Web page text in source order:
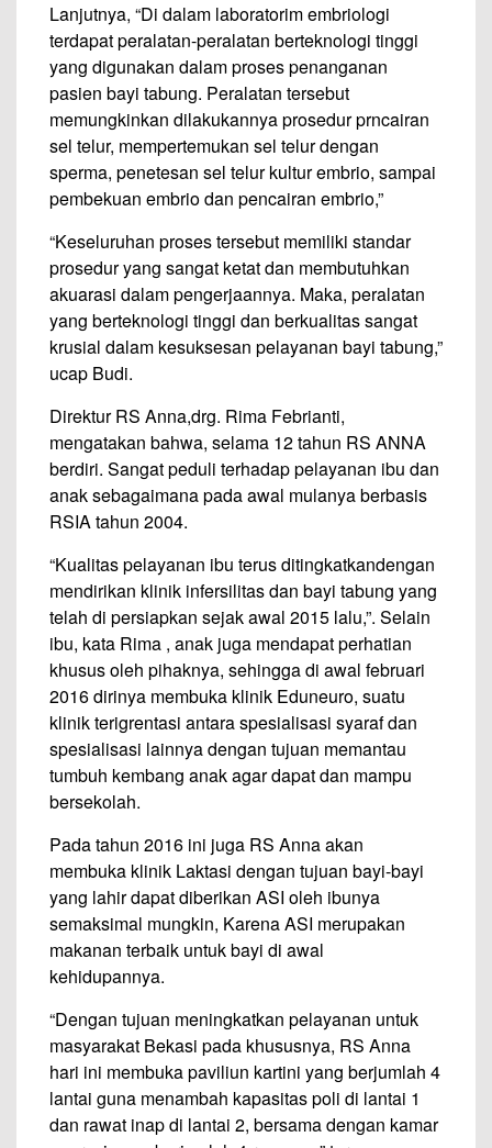
Lanjutnya, “Di dalam laboratorim embriologi
terdapat peralatan-peralatan berteknologi tinggi
yang digunakan dalam proses penanganan
pasien bayi tabung. Peralatan tersebut
memungkinkan dilakukannya prosedur prncairan
sel telur, mempertemukan sel telur dengan
sperma, penetesan sel telur kultur embrio, sampai
pembekuan embrio dan pencairan embrio,”
“Keseluruhan proses tersebut memiliki standar
prosedur yang sangat ketat dan membutuhkan
akuarasi dalam pengerjaannya. Maka, peralatan
yang berteknologi tinggi dan berkualitas sangat
krusial dalam kesuksesan pelayanan bayi tabung,”
ucap Budi.
Direktur RS Anna,drg. Rima Febrianti,
mengatakan bahwa, selama 12 tahun RS ANNA
berdiri. Sangat peduli terhadap pelayanan ibu dan
anak sebagaimana pada awal mulanya berbasis
RSIA tahun 2004.
“Kualitas pelayanan ibu terus ditingkatkandengan
mendirikan klinik infersilitas dan bayi tabung yang
telah di persiapkan sejak awal 2015 lalu,”. Selain
ibu, kata Rima , anak juga mendapat perhatian
khusus oleh pihaknya, sehingga di awal februari
2016 dirinya membuka klinik Eduneuro, suatu
klinik terigrentasi antara spesialisasi syaraf dan
spesialisasi lainnya dengan tujuan memantau
tumbuh kembang anak agar dapat dan mampu
bersekolah.
Pada tahun 2016 ini juga RS Anna akan
membuka klinik Laktasi dengan tujuan bayi-bayi
yang lahir dapat diberikan ASI oleh ibunya
semaksimal mungkin, Karena ASI merupakan
makanan terbaik untuk bayi di awal
kehidupannya.
“Dengan tujuan meningkatkan pelayanan untuk
masyarakat Bekasi pada khususnya, RS Anna
hari ini membuka paviliun kartini yang berjumlah 4
lantai guna menambah kapasitas poli di lantai 1
dan rawat inap di lantai 2, bersama dengan kamar